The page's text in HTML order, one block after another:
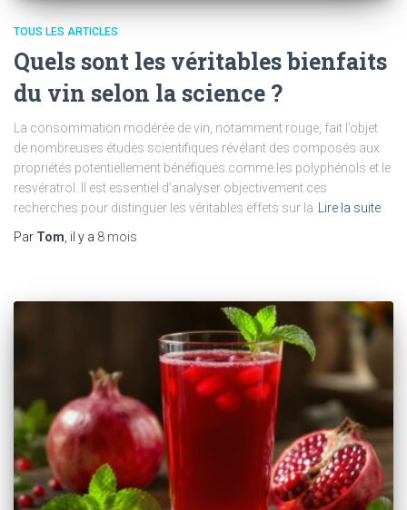
TOUS LES ARTICLES
Quels sont les véritables bienfaits
du vin selon la science ?
La consommation modérée de vin, notamment rouge, fait l’objet
de nombreuses études scientifiques révélant des composés aux
propriétés potentiellement bénéfiques comme les polyphénols et le
resvératrol. Il est essentiel d’analyser objectivement ces
recherches pour distinguer les véritables effets sur la Lire la suite
Par Tom, il y a 8 mois